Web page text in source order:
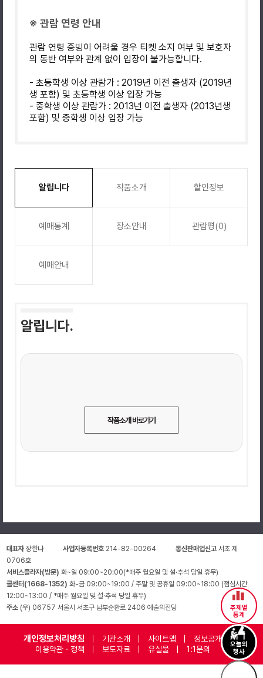
※ 관람 연령 안내
관람 연령 증빙이 어려울 경우 티켓 소지 여부 및 보호자
의 동반 여부와 관계 없이 입장이 불가능합니다.
- 초등학생 이상 관람가 : 2019년 이전 출생자 (2019년
생 포함) 및 초등학생 이상 입장 가능
- 중학생 이상 관람가 : 2013년 이전 출생자 (2013년생
포함) 및 중학생 이상 입장 가능
알립니다 작품소개 할인정보
예매통계 장소안내 관람평(0)
예매안내
알립니다.
작품소개 바로가기
주제별
통계
오늘의
행사
대표자장한나 사업자등록번호 214-82-00264 통신판매업신고서초 제
0706호
서비스플라자(방문)화~일 09:00~20:00(*매주 월요일 및 설·추석 당일 휴무)
콜센터(1668-1352)화-금 09:00~19:00 / 주말 및 공휴일 09:00~18:00 (점심시간
12:00~13:00 / *매주 월요일 및 설·추석 당일 휴무)
주소 (우) 06757 서울시 서초구 남부순환로 2406 예술의전당
개인정보처리방침 기관소개 사이트맵
정보공개
이용약관 · 정책
보도자료 유실물 1:1문의